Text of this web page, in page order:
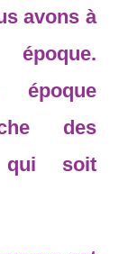
avons à
époque
des
qui soit